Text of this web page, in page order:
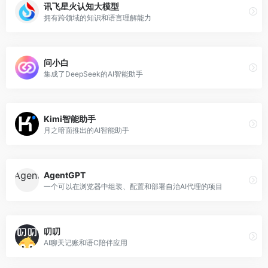
讯飞星火认知大模型
拥有跨领域的知识和语言理解能力
问小白
集成了DeepSeek的AI智能助手
Kimi智能助手
月之暗面推出的AI智能助手
AgentGPT
一个可以在浏览器中组装、配置和部署自治AI代理的项目
叨叨
AI聊天记账和语C陪伴应用